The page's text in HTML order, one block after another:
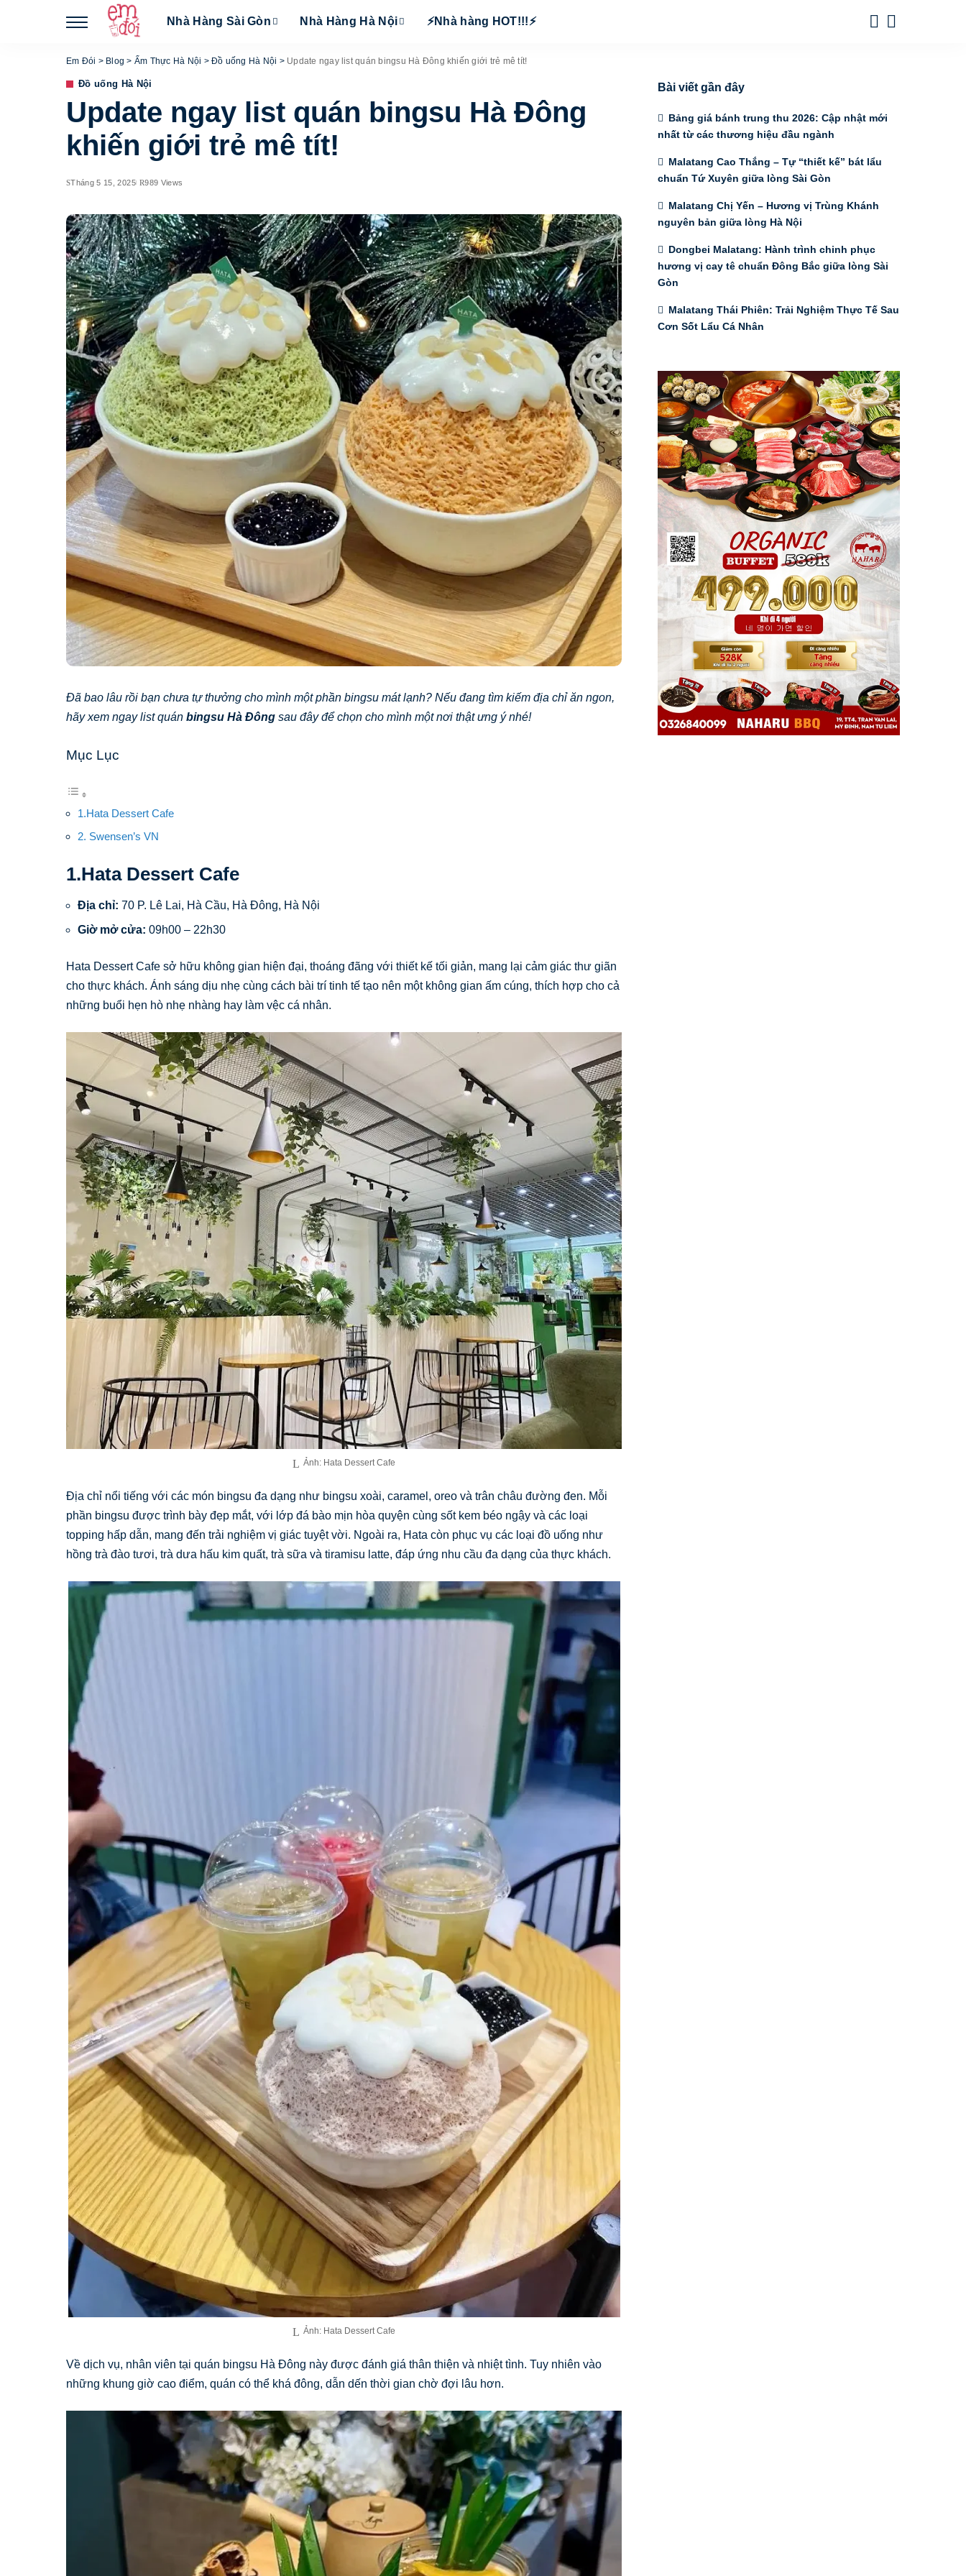
Nhà Hàng Sài Gòn Nhà Hàng Hà Nội ⚡Nhà hàng HOT!!!⚡
Em Đói > Blog > Ẩm Thực Hà Nội > Đồ uống Hà Nội > Update ngay list quán bingsu Hà Đông khiến giới trẻ mê tít!
Đồ uống Hà Nội
Update ngay list quán bingsu Hà Đông
khiến giới trẻ mê tít!
Tháng 5 15, 2025 989 Views
Đã bao lâu rồi bạn chưa tự thưởng cho mình một phần bingsu mát lạnh? Nếu đang tìm kiếm địa chỉ ăn ngon,
hãy xem ngay list quán bingsu Hà Đông sau đây để chọn cho mình một nơi thật ưng ý nhé!
Mục Lục
1.Hata Dessert Cafe
2. Swensen’s VN
1.Hata Dessert Cafe
Địa chỉ: 70 P. Lê Lai, Hà Cầu, Hà Đông, Hà Nội
Giờ mở cửa: 09h00 – 22h30
Hata Dessert Cafe sở hữu không gian hiện đại, thoáng đãng với thiết kế tối giản, mang lại cảm giác thư giãn
cho thực khách. Ánh sáng dịu nhẹ cùng cách bài trí tinh tế tạo nên một không gian ấm cúng, thích hợp cho cả
những buổi hẹn hò nhẹ nhàng hay làm vệc cá nhân.
Ảnh: Hata Dessert Cafe
Địa chỉ nổi tiếng với các món bingsu đa dạng như bingsu xoài, caramel, oreo và trân châu đường đen. Mỗi
phần bingsu được trình bày đẹp mắt, với lớp đá bào mịn hòa quyện cùng sốt kem béo ngậy và các loại
topping hấp dẫn, mang đến trải nghiệm vị giác tuyệt vời. Ngoài ra, Hata còn phục vụ các loại đồ uống như
hồng trà đào tươi, trà dưa hấu kim quất, trà sữa và tiramisu latte, đáp ứng nhu cầu đa dạng của thực khách.
Ảnh: Hata Dessert Cafe
Về dịch vụ, nhân viên tại quán bingsu Hà Đông này được đánh giá thân thiện và nhiệt tình. Tuy nhiên vào
những khung giờ cao điểm, quán có thể khá đông, dẫn dến thời gian chờ đợi lâu hơn.
Bài viết gần đây
Bảng giá bánh trung thu 2026: Cập nhật mới
nhất từ các thương hiệu đầu ngành
Malatang Cao Thắng – Tự “thiết kế” bát lẩu
chuẩn Tứ Xuyên giữa lòng Sài Gòn
Malatang Chị Yến – Hương vị Trùng Khánh
nguyên bản giữa lòng Hà Nội
Dongbei Malatang: Hành trình chinh phục
hương vị cay tê chuẩn Đông Bắc giữa lòng Sài
Gòn
Malatang Thái Phiên: Trải Nghiệm Thực Tế Sau
Cơn Sốt Lẩu Cá Nhân